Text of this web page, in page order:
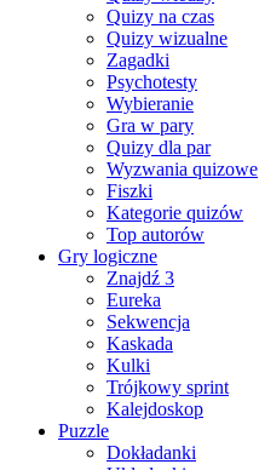
Quizy na czas
Quizy wizualne
Zagadki
Psychotesty
Wybieranie
Gra w pary
Quizy dla par
Wyzwania quizowe
Fiszki
Kategorie quizów
Top autorów
Gry logiczne
Znajdź 3
Eureka
Sekwencja
Kaskada
Kulki
Trójkowy sprint
Kalejdoskop
Puzzle
Dokładanki